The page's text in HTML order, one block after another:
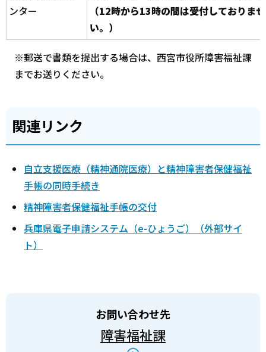
ンター
（12時から13時の間は受付しておりま
い。）
※郵送で書類を提出する場合は、西宮市役所障害福祉課
までお送りください。
関連リンク
自立支援医療（精神通院医療）と精神障害者保健福祉
手帳の同時手続き
精神障害者保健福祉手帳の交付
兵庫県電子申請システム（e-ひょうご）（外部サイ
ト）
お問い合わせ先
障害福祉課